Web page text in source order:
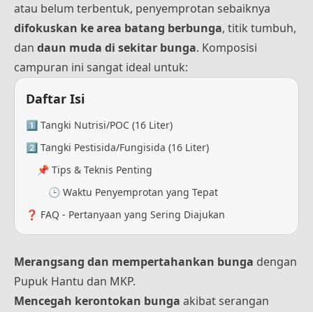
atau belum terbentuk, penyemprotan sebaiknya
difokuskan ke area batang berbunga, titik tumbuh,
dan daun muda di sekitar bunga. Komposisi
campuran ini sangat ideal untuk:
Daftar Isi
1️⃣ Tangki Nutrisi/POC (16 Liter)
2️⃣ Tangki Pestisida/Fungisida (16 Liter)
📌 Tips & Teknis Penting
🕒 Waktu Penyemprotan yang Tepat
❓ FAQ - Pertanyaan yang Sering Diajukan
Merangsang dan mempertahankan bunga dengan
Pupuk Hantu dan MKP.
Mencegah kerontokan bunga akibat serangan